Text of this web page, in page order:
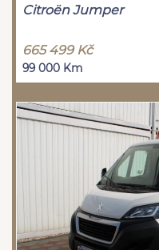
Citroën Jumper
665 499 Kč
99 000 Km